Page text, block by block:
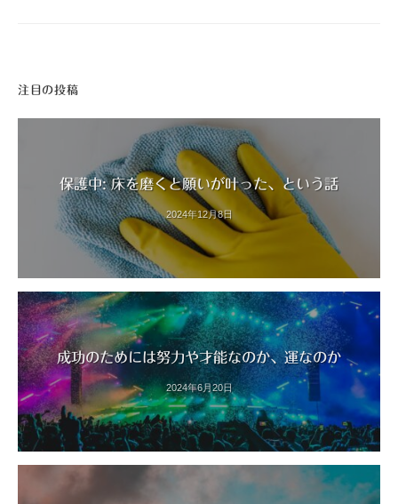
注目の投稿
保護中: 床を磨くと願いが叶った、という話
2024年12月8日
成功のためには努力や才能なのか、運なのか
2024年6月20日